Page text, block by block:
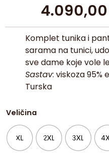
4.090,00
Komplet tunika i
sarama na tunici,
sve dame koje vole
Sastav: viskoza 95%
Turska
Veličina
XL 2XL 3XL